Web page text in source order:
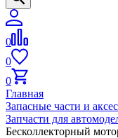
0
0
0
Главная
Запасные части и
Запчасти для
Бесколлекторный